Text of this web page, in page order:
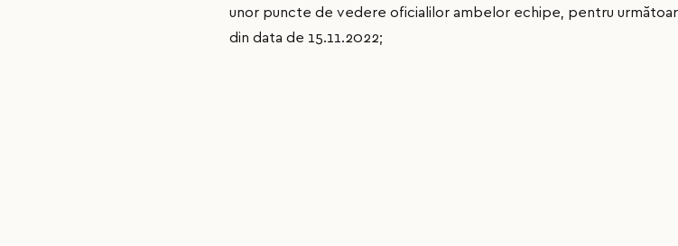
unor puncte de vedere oficialilor ambelor echipe, pentru
din data de 15.11.2022;